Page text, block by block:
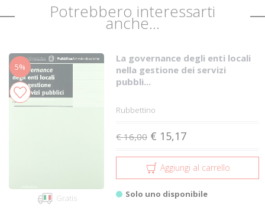
Potrebbero interessarti
anche...
5%
Gratis
La governance degli enti locali
nella gestione dei servizi
pubbli...
Rubbettino
€ 16,00 € 15,17
Aggiungi al carrello
Solo uno disponibile